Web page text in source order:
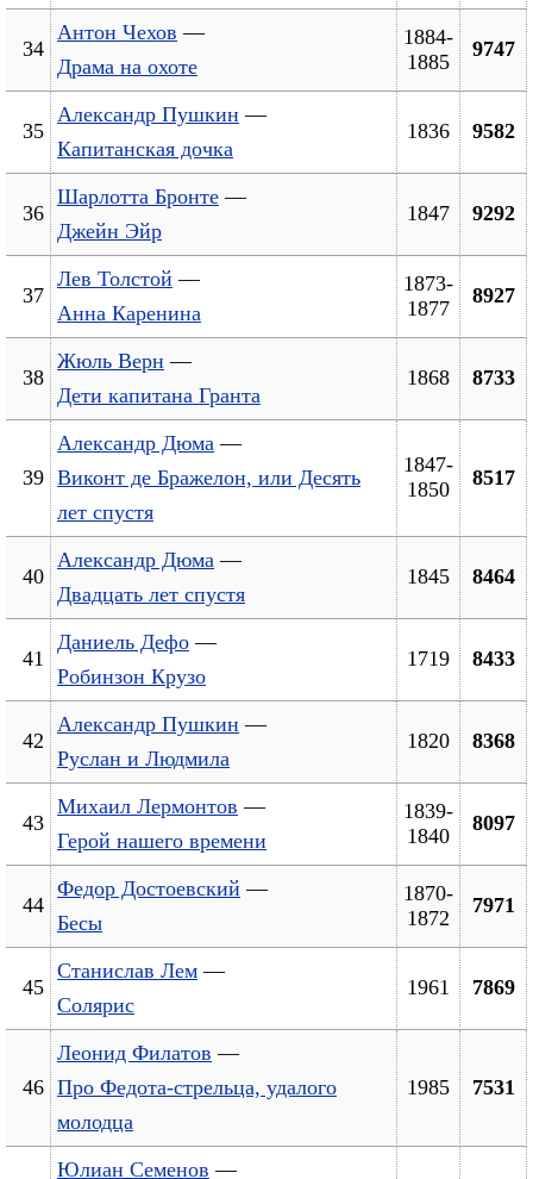
34
Антон Чехов —
Драма на охоте
1884-
1885
9747
35
Александр Пушкин —
Капитанская дочка
1836 9582
36
Шарлотта Бронте —
Джейн Эйр
1847 9292
37
Лев Толстой —
Анна Каренина
1873-
1877
8927
38
Жюль Верн —
Дети капитана Гранта
1868 8733
39
Александр Дюма —
Виконт де Бражелон, или Десять
лет спустя
1847-
1850
8517
40
Александр Дюма —
Двадцать лет спустя
1845 8464
41
Даниель Дефо —
Робинзон Крузо
1719 8433
42
Александр Пушкин —
Руслан и Людмила
1820 8368
43
Михаил Лермонтов —
Герой нашего времени
1839-
1840
8097
44
Федор Достоевский —
Бесы
1870-
1872
7971
45
Станислав Лем —
Солярис
1961 7869
46
Леонид Филатов —
Про Федота-стрельца, удалого
молодца
1985 7531
Юлиан Семенов —